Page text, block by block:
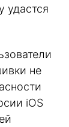
удастся
не
iOS